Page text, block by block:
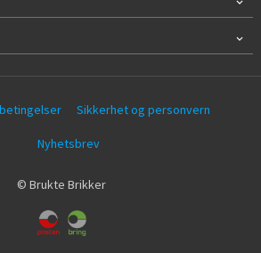
Sikkerhet og personvern
Nyhetsbrev
© Brukte Brikker